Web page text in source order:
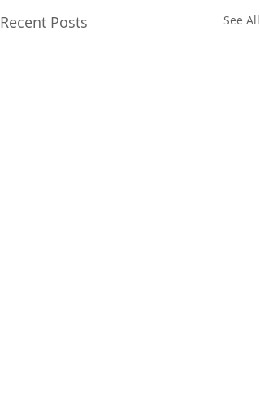
Recent Posts See All